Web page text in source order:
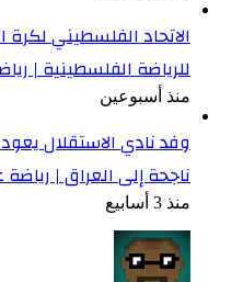
الاتحاد الفلسطيني
للرياضة الفلسطينية |
منذ أسبوعين
وفد نادي الاستقلال
ناجحة إلى العراق | رياضة
منذ 3 أسابيع